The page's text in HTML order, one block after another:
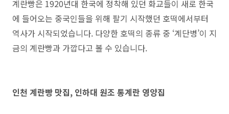
계란빵은 1920년대 한국에 정착해 있던 화교들이 새로 한국
에 들어오는 중국인들을 위해 팔기 시작했던 호떡에서부터
역사가 시작되었습니다. 다양한 호떡의 종류 중 ‘계단병’이 지
금의 계란빵과 가깝다고 볼 수 있습니다.
인천 계란빵 맛집, 인하대 원조 통계란 영양집